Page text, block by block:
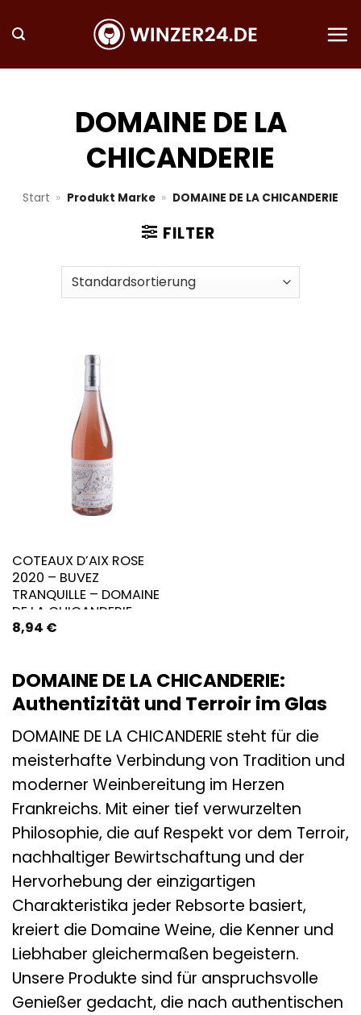
Inhalt
DOMAINE DE LA
CHICANDERIE
Start » Produkt Marke » DOMAINE DE LA CHICANDERIE
FILTER
COTEAUX D’AIX ROSE
2020 – BUVEZ
TRANQUILLE – DOMAINE
DE LA CHICANDERIE
8,94 €
DOMAINE DE LA CHICANDERIE:
Authentizität und Terroir im Glas
DOMAINE DE LA CHICANDERIE steht für die
meisterhafte Verbindung von Tradition und
moderner Weinbereitung im Herzen
Frankreichs. Mit einer tief verwurzelten
Philosophie, die auf Respekt vor dem Terroir,
nachhaltiger Bewirtschaftung und der
Hervorhebung der einzigartigen
Charakteristika jeder Rebsorte basiert,
kreiert die Domaine Weine, die Kenner und
Liebhaber gleichermaßen begeistern.
Unsere Produkte sind für anspruchsvolle
Genießer gedacht, die nach authentischen